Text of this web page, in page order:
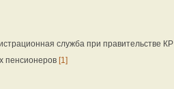
служба при правительстве КР
пенсионеров [1]